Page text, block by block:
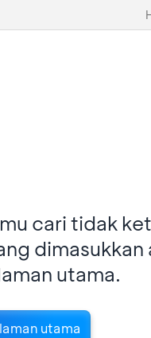
cari tidak
dimasukkan
utama.
utama